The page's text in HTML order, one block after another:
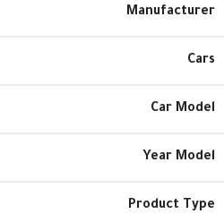
Manufacturer
Cars
Car Model
Year Model
Product Type